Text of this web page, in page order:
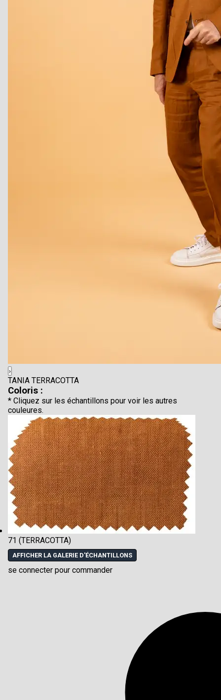
›
TANIA TERRACOTTA
Coloris :
* Cliquez sur les échantillons pour voir les autres
couleures.
71 (TERRACOTTA)
AFFICHER LA GALERIE D'ÉCHANTILLONS
se connecter pour commander